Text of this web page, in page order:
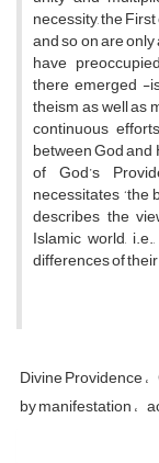
necessity, the
and so on are
have
there emerged -
theism as well as
continuous
between God
of God’s
necessitates ‘the
describes the
Islamic world,
differences of
Divine Providence
by manifestation